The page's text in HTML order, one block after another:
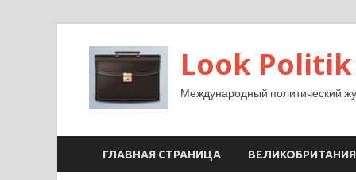
Look Politik
Международный политический
ГЛАВНАЯ СТРАНИЦА ВЕЛИКОБРИТАНИЯ